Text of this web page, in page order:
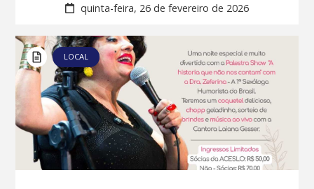
quinta-feira, 26 de fevereiro de 2026
LOCAL